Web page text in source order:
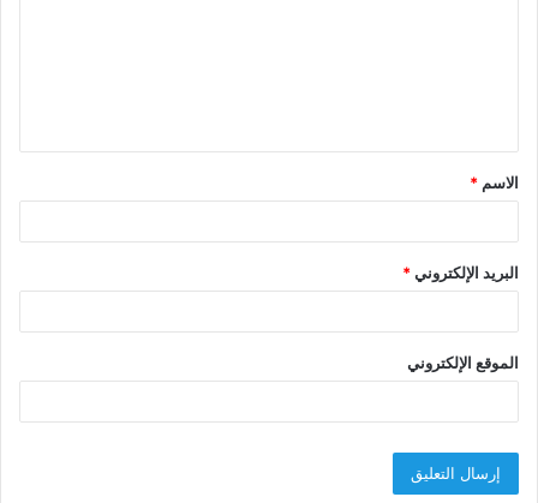
ق
*
الاسم *
البريد الإلكتروني*
الموقع الإلكتروني